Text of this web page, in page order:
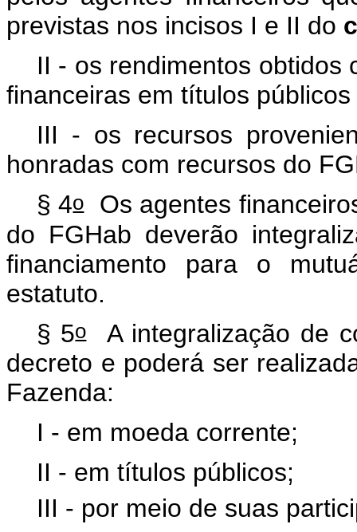
previstas nos incisos I e II do
II - os rendimentos obtidos
financeiras em títulos
III - os recursos
honradas com recursos do
§ 4oOs agentes
do FGHab deverão
financiamento para o
estatuto.
§ 5oA integralização de
decreto e poderá ser
Fazenda:
I - em moeda corrente;
II - em títulos públicos;
III - por meio de suas